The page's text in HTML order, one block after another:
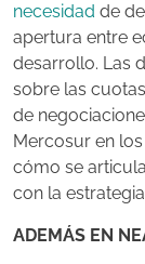
necesidad de
apertura entre
desarrollo. Las
sobre las
de
Mercosur en
cómo se
con la
ADEMÁS EN